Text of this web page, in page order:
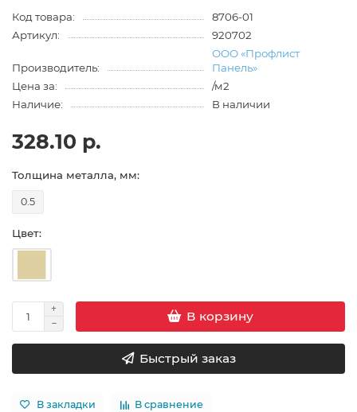
Код товара:
8706-01
Артикул:
920702
Производитель:
ООО «Профлист
Панель»
Цена за:
/м2
Наличие:
В наличии
328.10 р.
Толщина металла, мм:
0.5
Цвет:
В корзину
Быстрый заказ
В закладки В сравнение